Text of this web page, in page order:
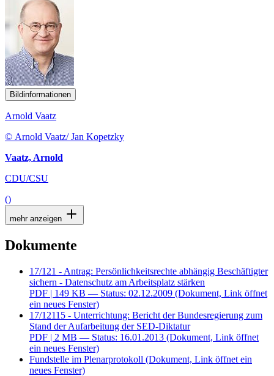
Bildinformationen
Arnold Vaatz
© Arnold Vaatz/ Jan Kopetzky
Vaatz, Arnold
CDU/CSU
()
mehr anzeigen
Dokumente
17/121 - Antrag: Persönlichkeitsrechte abhängig Beschäftigter
sichern - Datenschutz am Arbeitsplatz stärken
PDF | 149 KB — Status: 02.12.2009 (Dokument, Link öffnet
ein neues Fenster)
17/12115 - Unterrichtung: Bericht der Bundesregierung zum
Stand der Aufarbeitung der SED-Diktatur
PDF | 2 MB — Status: 16.01.2013 (Dokument, Link öffnet
ein neues Fenster)
Fundstelle im Plenarprotokoll (Dokument, Link öffnet ein
neues Fenster)